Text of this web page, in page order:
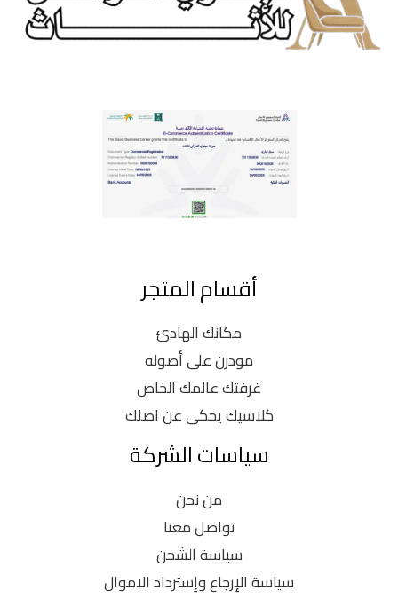
أقسام المتجر
مكانك الهادئ
مودرن على أصوله
غرفتك عالمك الخاص
كلاسيك يحكى عن اصلك
سياسات الشركة
من نحن
تواصل معنا
سياسة الشحن
سياسة الإرجاع وإسترداد الاموال